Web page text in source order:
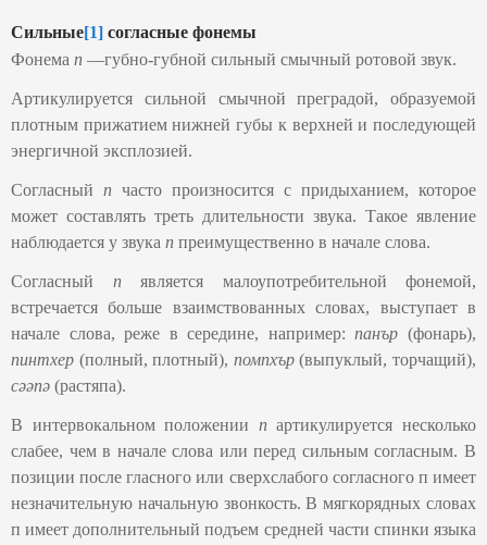
Сильные[1] согласные фонемы
Фонема п ―губно-губной сильный смычный ротовой звук.
Артикулируется сильной смычной преградой, образуемой
плотным прижатием нижней губы к верхней и последующей
энергичной эксплозией.
Согласный п часто произносится с придыханием, которое
может составлять треть длительности звука. Такое явление
наблюдается у звука п преимущественно в начале слова.
Согласный пявляется малоупотребительной фонемой,
встречается больше взаимствованных словах, выступает в
начале слова, реже в середине, например:панър(фонарь),
пинтхер (полный, плотный), помпхър(выпуклый, торчащий),
сәәпә (растяпа).
В интервокальном положении партикулируется несколько
слабее, чем в начале слова или перед сильным согласным. В
позиции после гласного или сверхслабого согласного п имеет
незначительную начальную звонкость. В мягкорядных словах
п имеет дополнительный подъем средней части спинки языка